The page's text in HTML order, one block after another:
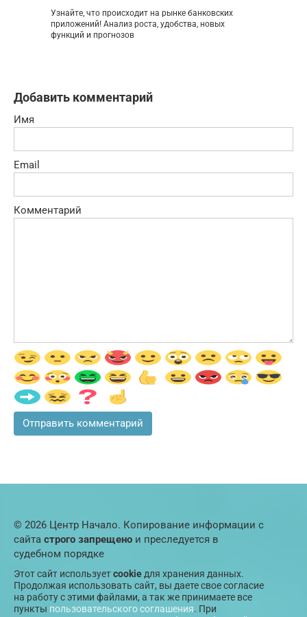
Узнайте, что происходит на рынке банковских
приложений! Анализ роста, удобства, новых
функций и прогнозов
Добавить комментарий
Имя
Email
Комментарий
© 2026 Центр Начало. Копирование информации с
сайта строго запрещено и преследуется в
судебном порядке
Этот сайт используетcookie для хранения данных.
Продолжая использовать сайт, вы даете свое согласие
на работу с этими файлами, а так же принимаете все
пункты пользовательского соглашения. При